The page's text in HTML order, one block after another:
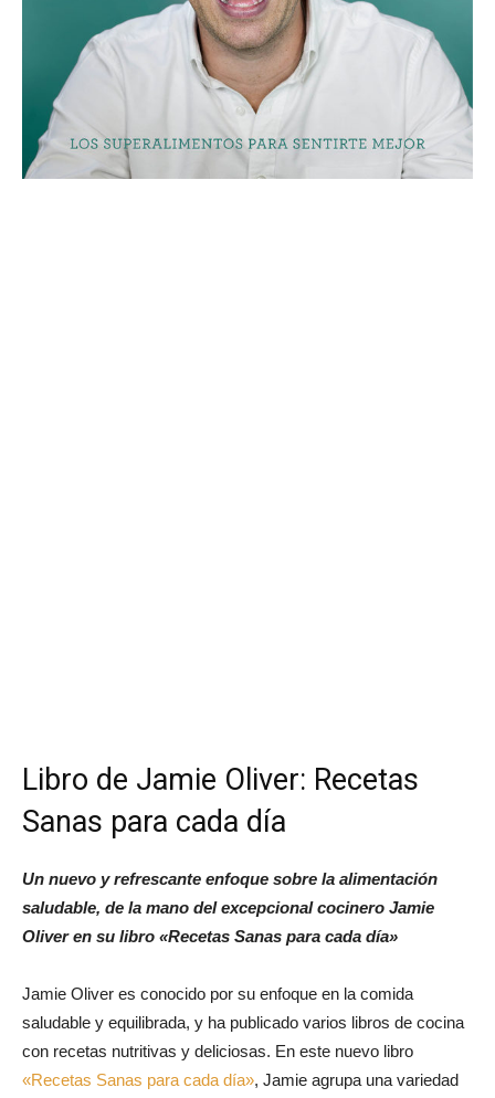
Libro de Jamie Oliver: Recetas
Sanas para cada día
Un nuevo y refrescante enfoque sobre la alimentación
saludable, de la mano del excepcional cocinero Jamie
Oliver en su libro «Recetas Sanas para cada día»
Jamie Oliver es conocido por su enfoque en la comida
saludable y equilibrada, y ha publicado varios libros de cocina
con recetas nutritivas y deliciosas. En este nuevo libro
«Recetas Sanas para cada día», Jamie agrupa una variedad